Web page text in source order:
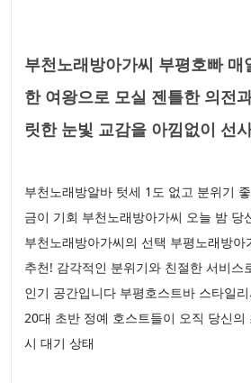
부천노래방아가씨 부평호빠 매
한 여왕으로 모실 젠틀한 의전
릿한 눈빛 교감을 아낌없이 선
부천노래방알바 텃세 1도 없고 분위기
금이 기회 부천노래방아가씨 오늘 밤 당
부천노래방아가씨의 선택 부평노래방아
추천! 감각적인 분위기와 친절한 서비스
인기 공간입니다 부평호스트바 스타일
20대 초반 정예 호스트들이 오직 당신
시 대기 상태